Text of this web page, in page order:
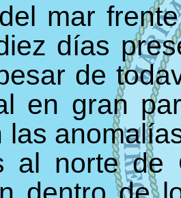
mar
días
de
en gran
las
al norte de